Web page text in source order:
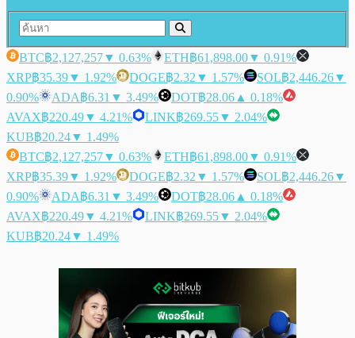
BTC฿2,127,257▼ 0.63% ETH฿61,898.00▼ 0.91%
XRP฿35.39▼ 1.92% DOGE฿2.32 ▼ 1.57% SOL฿2,446.26▼
0.90%
ADA฿6.31 ▼ 3.49% DOT฿28.06 ▲ 0.18%
AVAX฿220.49▼ 4.21% LINK฿269.55▼ 2.04%
KUB฿20.24▼ 1.49%
BTC฿2,127,257▼ 0.63% ETH฿61,898.00▼ 0.91%
XRP฿35.39▼ 1.92% DOGE฿2.32 ▼ 1.57% SOL฿2,446.26▼
0.90%
ADA฿6.31 ▼ 3.49% DOT฿28.06 ▲ 0.18%
AVAX฿220.49▼ 4.21% LINK฿269.55▼ 2.04%
KUB฿20.24▼ 1.49%